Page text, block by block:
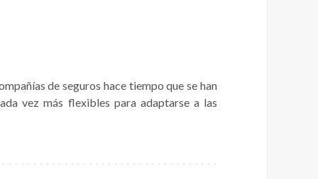
de seguros hace tiempo que se han
vez más flexibles para adaptarse a las